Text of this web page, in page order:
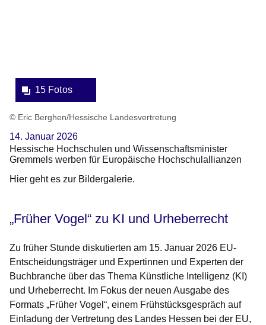
15 Fotos
© Eric Berghen/Hessische Landesvertretung
14. Januar 2026
Hessische Hochschulen und Wissenschaftsminister
Gremmels werben für Europäische Hochschulallianzen
Hier geht es zur Bildergalerie.
„Früher Vogel“ zu KI und Urheberrecht
Zu früher Stunde diskutierten am 15. Januar 2026 EU-
Entscheidungsträger und Expertinnen und Experten der
Buchbranche über das Thema Künstliche Intelligenz (KI)
und Urheberrecht. Im Fokus der neuen Ausgabe des
Formats „Früher Vogel“, einem Frühstücksgespräch auf
Einladung der Vertretung des Landes Hessen bei der EU,